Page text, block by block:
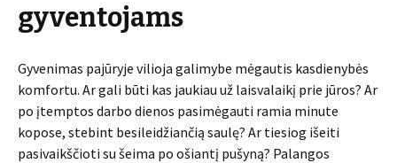
gyventojams
Gyvenimas pajūryje vilioja galimybe mėgautis kasdienybės
komfortu. Ar gali būti kas jaukiau už laisvalaikį prie jūros? Ar
po įtemptos darbo dienos pasimėgauti ramia minute
kopose, stebint besileidžiančią saulę? Ar tiesiog išeiti
pasivaikščioti su šeima po ošiantį pušyną? Palangos